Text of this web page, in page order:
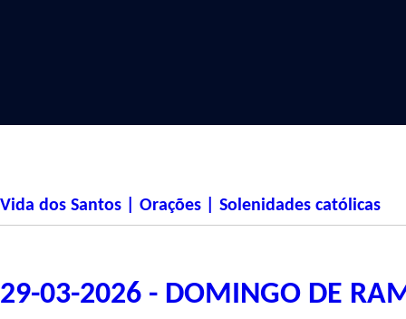
Vida dos Santos | Orações | Solenidades católicas
29-03-2026 - DOMINGO DE